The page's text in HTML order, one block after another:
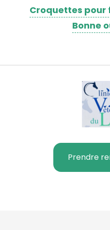
Croquettes pour
Bonne
Prendre